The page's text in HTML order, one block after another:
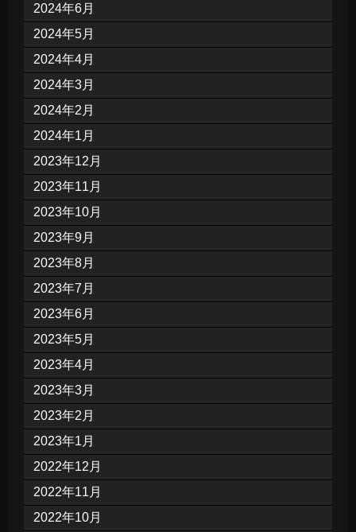
2024年6月
2024年5月
2024年4月
2024年3月
2024年2月
2024年1月
2023年12月
2023年11月
2023年10月
2023年9月
2023年8月
2023年7月
2023年6月
2023年5月
2023年4月
2023年3月
2023年2月
2023年1月
2022年12月
2022年11月
2022年10月